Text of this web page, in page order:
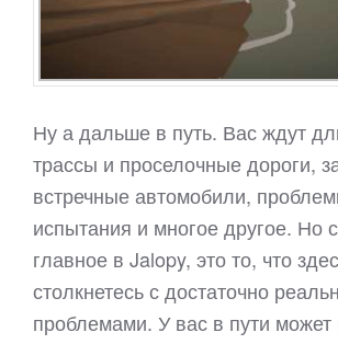
Ну а дальше в путь. Вас ждут
трассы и проселочные дороги,
встречные автомобили,
испытания и многое другое. Но
главное в Jalopy, это то, что
столкнетесь с достаточно
проблемами. У вас в пути может